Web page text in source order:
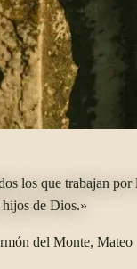
los que trabajan por
hijos de Dios.»
del Monte, Mateo